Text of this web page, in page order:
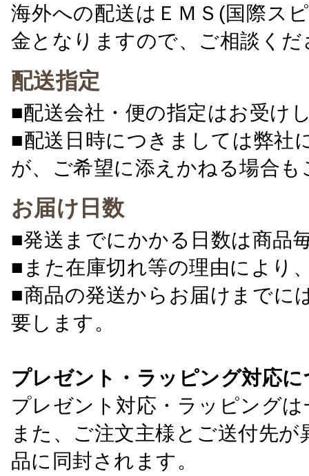
海外への配送はＥＭＳ(国際ス
金となりますので、ご相談くだ
配送指定
■配送会社・便の指定はお受け
■配送日時につきましては弊社
が、ご希望に添えかねる場合
お届け日数
■発送までにかかる日数は商品
■また在庫切れ等の理由により
■商品の発送からお届けまでに
要します。
プレゼント・ラッピング対応
プレゼント対応・ラッピング
また、ご注文主様とご送付先
品に同封されます。